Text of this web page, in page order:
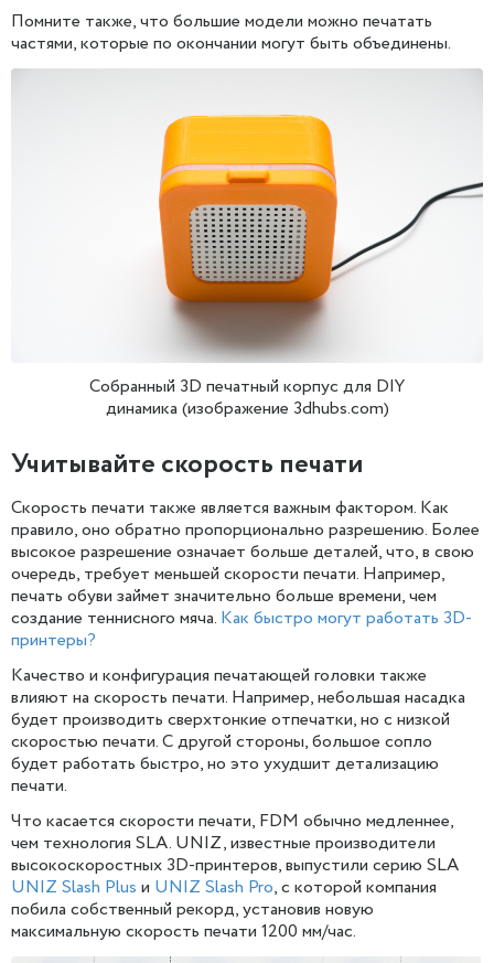
Помните также, что большие модели можно печатать
частями, которые по окончании могут быть объединены.
Собранный 3D печатный корпус для DIY
динамика (изображение 3dhubs.com)
Учитывайте скорость печати
Скорость печати также является важным фактором. Как
правило, оно обратно пропорционально разрешению. Более
высокое разрешение означает больше деталей, что, в свою
очередь, требует меньшей скорости печати. Например,
печать обуви займет значительно больше времени, чем
создание теннисного мяча. Как быстро могут работать 3D-
принтеры?
Качество и конфигурация печатающей головки также
влияют на скорость печати. Например, небольшая насадка
будет производить сверхтонкие отпечатки, но с низкой
скоростью печати. С другой стороны, большое сопло
будет работать быстро, но это ухудшит детализацию
печати.
Что касается скорости печати, FDM обычно медленнее,
чем технология SLA. UNIZ, известные производители
высокоскоростных 3D-принтеров, выпустили серию SLA
UNIZ Slash Plus и UNIZ Slash Pro, с которой компания
побила собственный рекорд, установив новую
максимальную скорость печати 1200 мм/час.